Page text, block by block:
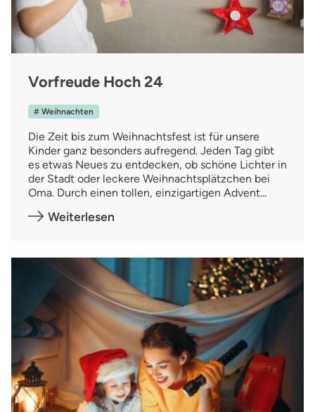
Vorfreude Hoch 24
# Weihnachten
Die Zeit bis zum Weihnachtsfest ist für unsere
Kinder ganz besonders aufregend. Jeden Tag gibt
es etwas Neues zu entdecken, ob schöne Lichter in
der Stadt oder leckere Weihnachtsplätzchen bei
Oma. Durch einen tollen, einzigartigen Advent...
Weiterlesen